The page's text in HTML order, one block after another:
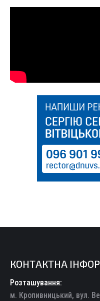
КОНТАКТНА
Розташування:
м. Кропивницький, вул.